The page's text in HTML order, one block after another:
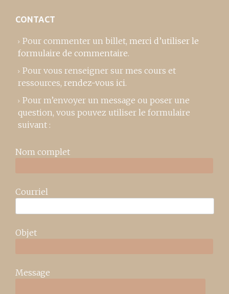
CONTACT
Pour commenter un billet, merci d’utiliser le
formulaire de commentaire.
Pour vous renseigner sur mes cours et
ressources, rendez-vous ici.
Pour m’envoyer un message ou poser une
question, vous pouvez utiliser le formulaire
suivant :
Nom complet
Courriel
Objet
Message